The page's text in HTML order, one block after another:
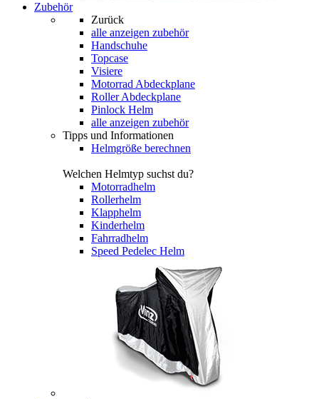
Zubehör
Zurück
alle anzeigen zubehör
Handschuhe
Topcase
Visiere
Motorrad Abdeckplane
Roller Abdeckplane
Pinlock Helm
alle anzeigen zubehör
Tipps und Informationen
Helmgröße berechnen
Welchen Helmtyp suchst du?
Motorradhelm
Rollerhelm
Klapphelm
Kinderhelm
Fahrradhelm
Speed Pedelec Helm